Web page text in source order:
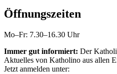
Öffnungszeiten
Mo–Fr: 7.30–16.30 Uhr
Immer gut informiert: Der
Aktuelles von Katholino aus allen
Jetzt anmelden unter: